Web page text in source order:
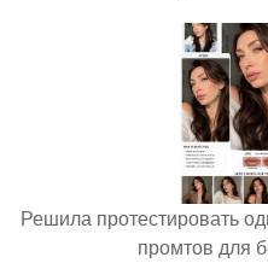
Решила протестировать
промтов для